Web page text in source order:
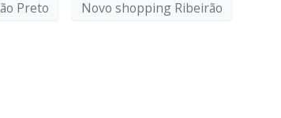
Preto
Novo shopping Ribeirão